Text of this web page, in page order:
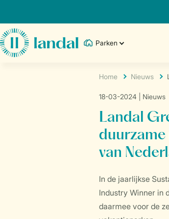
Parken
Home Nieuws
18-03-2024 | Nieuws
Landal
van
In de jaarlijkse
Industry Winner in
daarmee voor de